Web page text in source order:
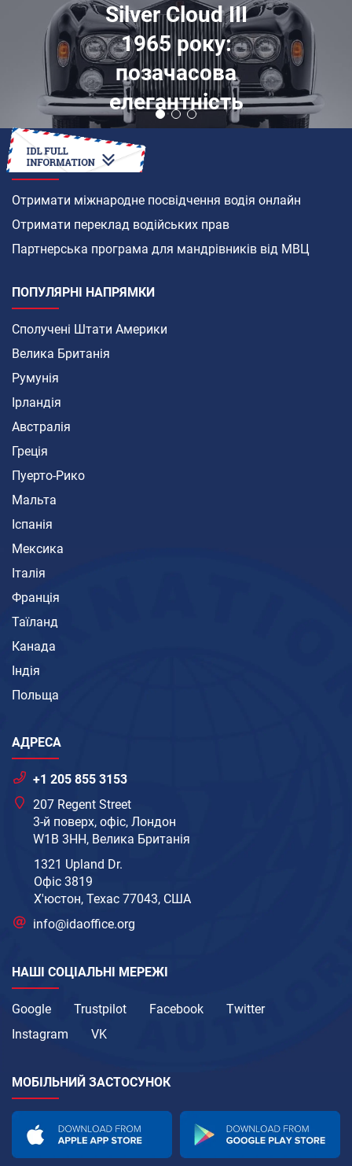
Silver Cloud III
1965 року:
позачасова
елегантність
ЯК
Отримати міжнародне посвідчення водія онлайн
Отримати переклад водійських прав
Партнерська програма для мандрівників від МВЦ
ПОПУЛЯРНІ НАПРЯМКИ
Сполучені Штати Америки
Велика Британія
Румунія
Ірландія
Австралія
Греція
Пуерто-Рико
Мальта
Іспанія
Мексика
Італія
Франція
Таїланд
Канада
Індія
Польща
АДРЕСА
+1 205 855 3153
207 Regent Street
3-й поверх, офіс, Лондон
W1B 3HH, Велика Британія
1321 Upland Dr.
Офіс 3819
Х'юстон, Техас 77043, США
info@idaoffice.org
НАШІ СОЦІАЛЬНІ МЕРЕЖІ
Google Trustpilot Facebook
Twitter
Instagram
VK
МОБІЛЬНИЙ ЗАСТОСУНОК